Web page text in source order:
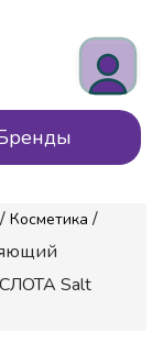
/ Косметика /
Salt